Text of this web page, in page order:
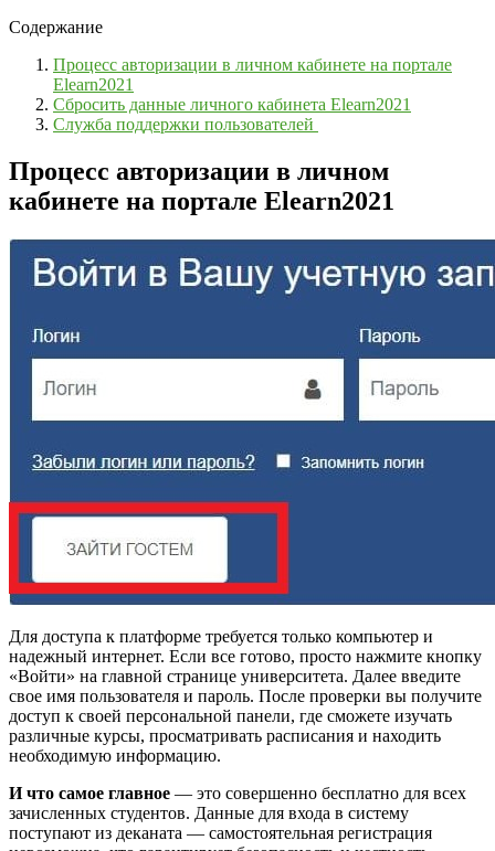
Содержание
Процесс авторизации в личном кабинете на портале
Elearn2021
Сбросить данные личного кабинета Elearn2021
Служба поддержки пользователей
Процесс авторизации в личном
кабинете на портале Elearn2021
Для доступа к платформе требуется только компьютер и
надежный интернет. Если все готово, просто нажмите кнопку
«Войти» на главной странице университета. Далее введите
свое имя пользователя и пароль. После проверки вы получите
доступ к своей персональной панели, где сможете изучать
различные курсы, просматривать расписания и находить
необходимую информацию.
И что самое главное — это совершенно бесплатно для всех
зачисленных студентов. Данные для входа в систему
поступают из деканата — самостоятельная регистрация